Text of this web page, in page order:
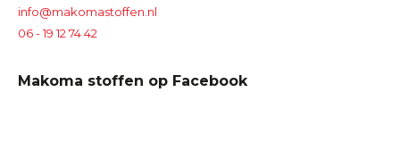
info@makomastoffen.nl
06 - 19 12 74 42
Makoma stoffen op Facebook